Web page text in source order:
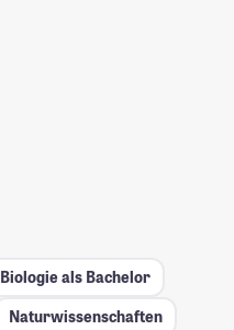
Biologie als Bachelor
Naturwissenschaften